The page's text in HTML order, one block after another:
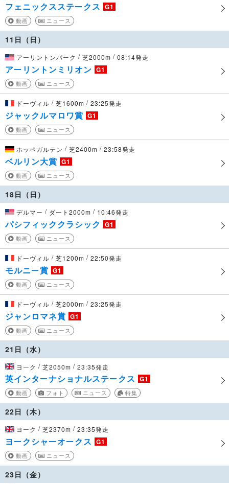
フェニックスステークス G1
動画 ニュース
11日（日）
アーリントンパーク / 芝2000m / 08:14発走
アーリントンミリオン G1
動画 ニュース
ドーヴィル / 芝1600m / 23:25発走
ジャックルマロワ賞 G1
動画 ニュース
ホッペガルテン / 芝2400m / 23:58発走
ベルリン大賞 G1
動画 ニュース
18日（日）
デルマー / ダート2000m / 10:46発走
パシフィッククラシック G1
動画 ニュース
ドーヴィル / 芝1200m / 22:50発走
モルニー賞 G1
動画 ニュース
ドーヴィル / 芝2000m / 23:25発走
ジャンロマネ賞 G1
動画 ニュース
21日（水）
ヨーク / 芝2050m / 23:35発走
英インターナショナルステークス G1
動画 フォト ニュース 特集
22日（木）
ヨーク / 芝2370m / 23:35発走
ヨークシャーオークス G1
動画 ニュース
23日（金）